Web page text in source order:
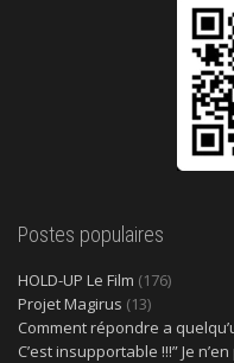
Postes populaires
HOLD-UP Le Film (176)
Projet Magirus (13)
Comment répondre a
C’est insupportable !!!” Je